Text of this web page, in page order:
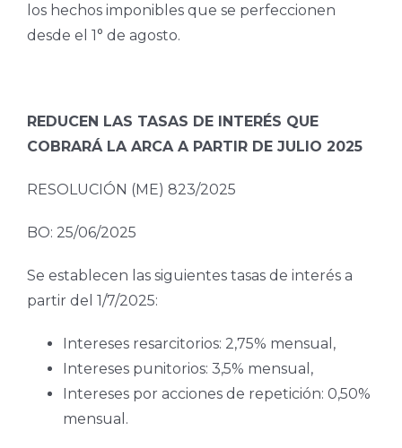
los hechos imponibles que se perfeccionen
desde el 1° de agosto.
REDUCEN LAS TASAS DE INTERÉS QUE
COBRARÁ LA ARCA A PARTIR DE JULIO 2025
RESOLUCIÓN (ME) 823/2025
BO: 25/06/2025
Se establecen las siguientes tasas de interés a
partir del 1/7/2025:
Intereses resarcitorios: 2,75% mensual,
Intereses punitorios: 3,5% mensual,
Intereses por acciones de repetición: 0,50%
mensual.